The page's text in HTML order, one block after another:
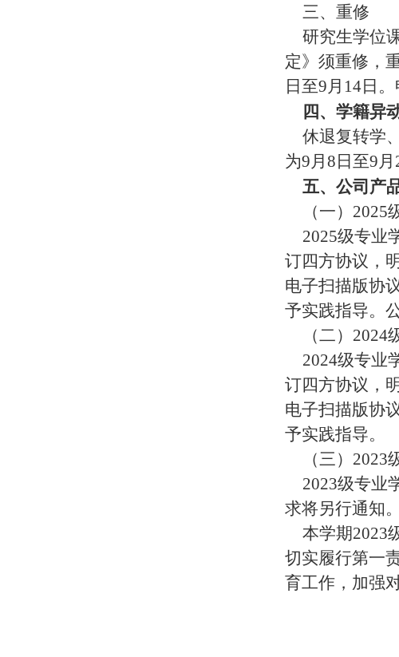
三、重修
研究生学位
定》须重修，
日至9月14日
四、学籍异
休退复转学
为9月8日至9
五、公司产
（一）
2025级专业
订四方协议，
电子扫描版协
予实践指导。
（二）
2024级专业
订四方协议，
电子扫描版协
予实践指导。
（三）
2023级专业
求将另行通知。
本学期2023
切实履行第一
育工作，加强